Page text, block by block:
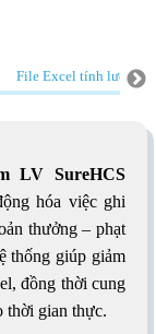
lương theo sản phẩm
LV SureHCS
hóa việc ghi
thưởng – phạt
thống giúp giảm
đồng thời cung
thời gian thực.